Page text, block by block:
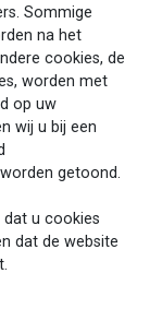
Sommige
na het
cookies, de
worden met
op uw
wij u bij een
getoond.
u cookies
dat de website